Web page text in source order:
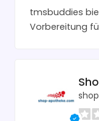
tmsbuddies
Vorbereitung